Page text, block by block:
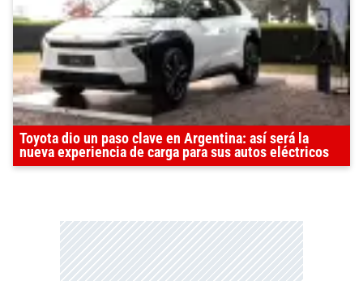
Toyota dio un paso clave en Argentina: así será la
nueva experiencia de carga para sus autos eléctricos